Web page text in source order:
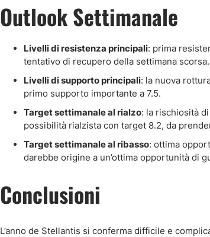
Outlook Settimanale
Livelli di resistenza principali: prima
tentativo di recupero della settimana scorsa.
Livelli di supporto principali: la nuova
primo supporto importante a 7.5.
Target settimanale al rialzo: la rischiosità
possibilità rialzista con target 8.2, da
Target settimanale al ribasso: ottima
darebbe origine a un’ottima opportunità di
Conclusioni
L’anno de Stellantis si conferma difficile e